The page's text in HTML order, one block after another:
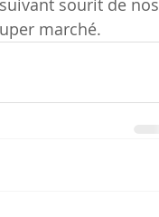
sourit de nos
marché.